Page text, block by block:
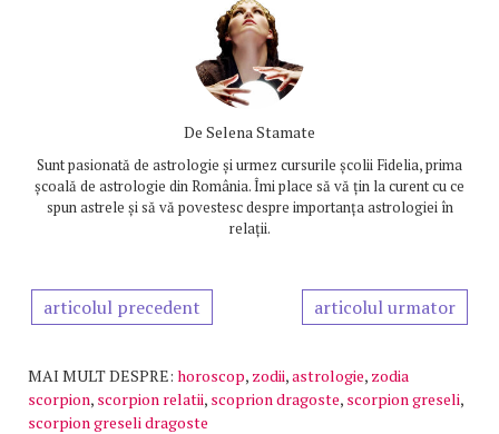
De Selena Stamate
Sunt pasionată de astrologie și urmez cursurile școlii Fidelia, prima
școală de astrologie din România. Îmi place să vă țin la curent cu ce
spun astrele și să vă povestesc despre importanța astrologiei în
relații.
articolul precedent articolul urmator
MAI MULT DESPRE: horoscop, zodii,astrologie, zodia
scorpion, scorpion relatii, scoprion dragoste, scorpion greseli,
scorpion greseli dragoste